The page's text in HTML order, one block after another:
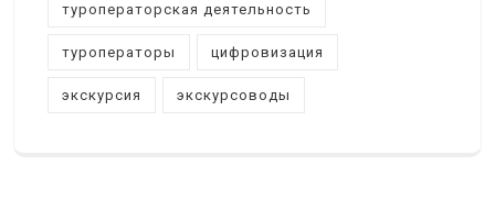
туроператорская деятельность
туроператоры цифровизация
экскурсия экскурсоводы